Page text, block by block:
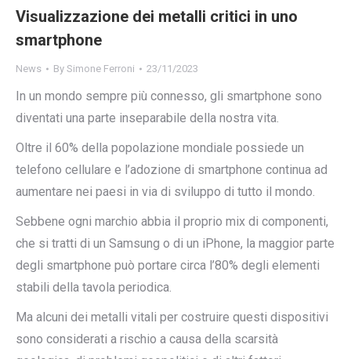
Visualizzazione dei metalli critici in uno
smartphone
News By Simone Ferroni 23/11/2023
In un mondo sempre più connesso, gli smartphone sono
diventati una parte inseparabile della nostra vita.
Oltre il 60% della popolazione mondiale possiede un
telefono cellulare e l’adozione di smartphone continua ad
aumentare nei paesi in via di sviluppo di tutto il mondo.
Sebbene ogni marchio abbia il proprio mix di componenti,
che si tratti di un Samsung o di un iPhone, la maggior parte
degli smartphone può portare circa l’80% degli elementi
stabili della tavola periodica.
Ma alcuni dei metalli vitali per costruire questi dispositivi
sono considerati a rischio a causa della scarsità